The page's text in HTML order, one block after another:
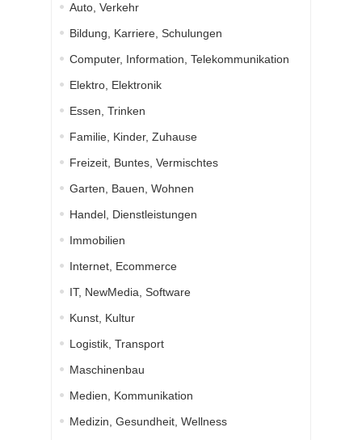
Auto, Verkehr
Bildung, Karriere, Schulungen
Computer, Information, Telekommunikation
Elektro, Elektronik
Essen, Trinken
Familie, Kinder, Zuhause
Freizeit, Buntes, Vermischtes
Garten, Bauen, Wohnen
Handel, Dienstleistungen
Immobilien
Internet, Ecommerce
IT, NewMedia, Software
Kunst, Kultur
Logistik, Transport
Maschinenbau
Medien, Kommunikation
Medizin, Gesundheit, Wellness